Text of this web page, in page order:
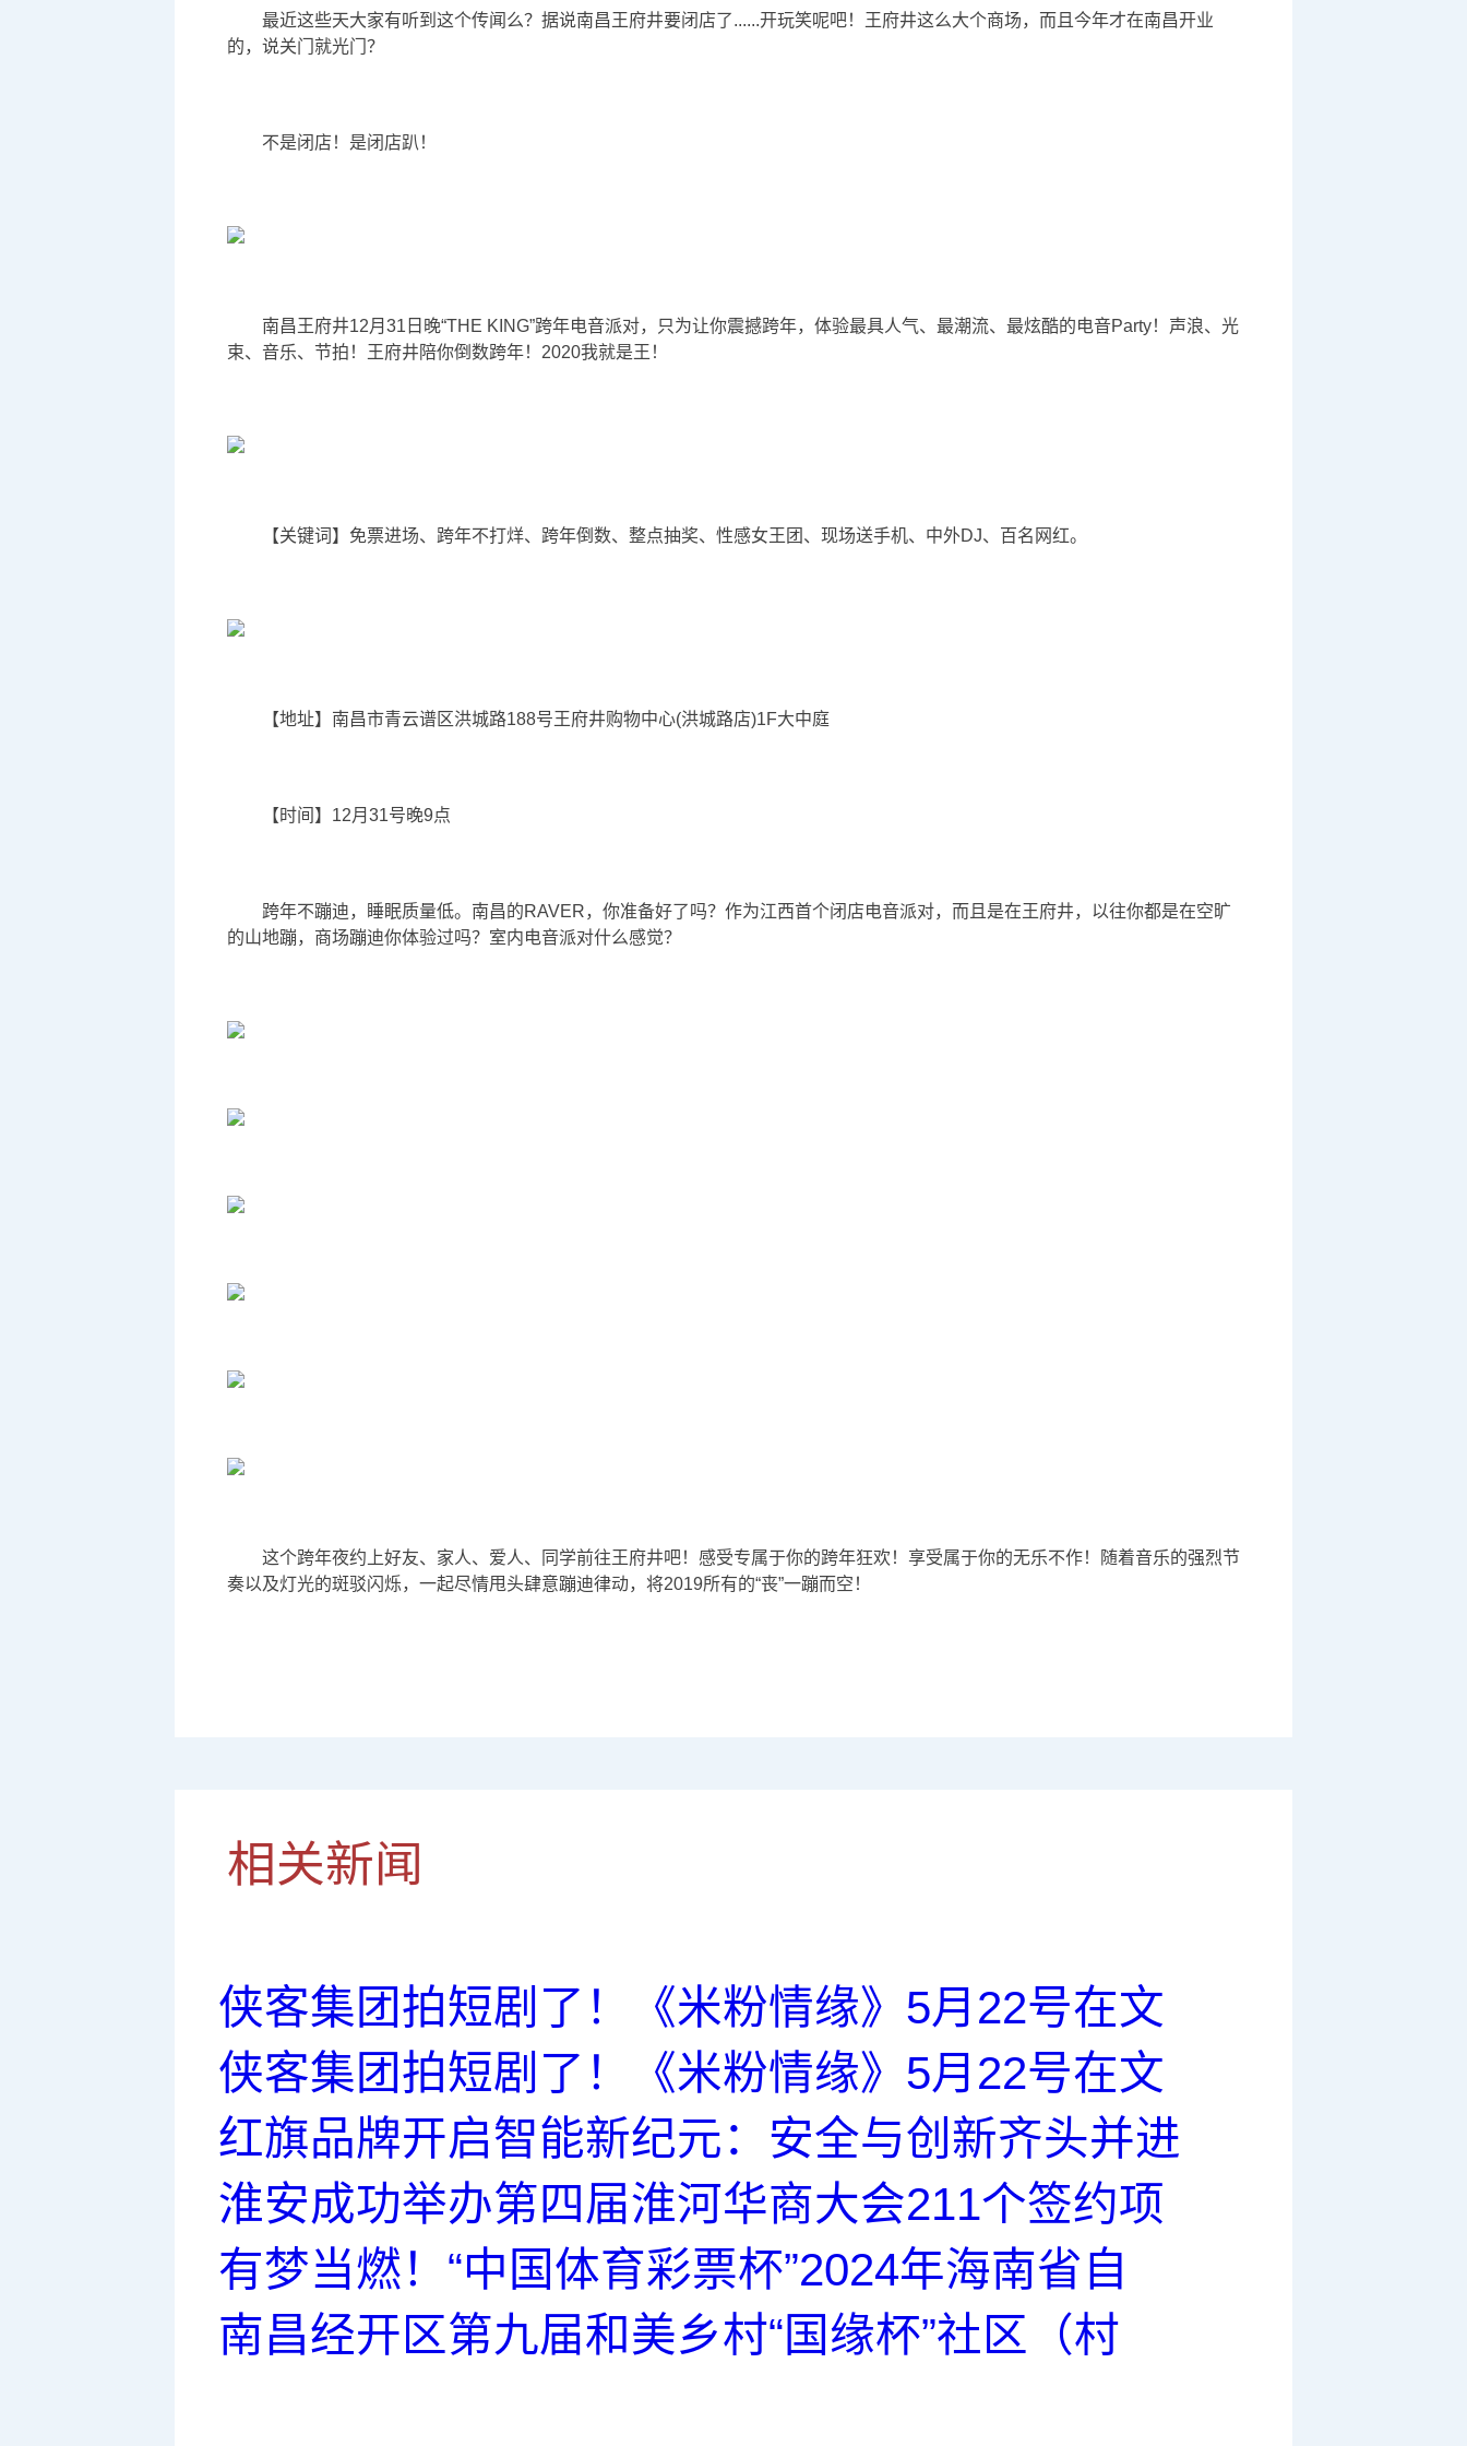
最近这些天大家有听到这个传闻么？据说南昌王府井要闭店了......开玩笑呢吧！王府井这么大个商场，而且今年才在南昌开业
的，说关门就光门？
不是闭店！是闭店趴！
南昌王府井12月31日晚“THE KING”跨年电音派对，只为让你震撼跨年，体验最具人气、最潮流、最炫酷的电音Party！声浪、光
束、音乐、节拍！王府井陪你倒数跨年！2020我就是王！
【关键词】免票进场、跨年不打烊、跨年倒数、整点抽奖、性感女王团、现场送手机、中外DJ、百名网红。
【地址】南昌市青云谱区洪城路188号王府井购物中心(洪城路店)1F大中庭
【时间】12月31号晚9点
跨年不蹦迪，睡眠质量低。南昌的RAVER，你准备好了吗？作为江西首个闭店电音派对，而且是在王府井，以往你都是在空旷
的山地蹦，商场蹦迪你体验过吗？室内电音派对什么感觉？
这个跨年夜约上好友、家人、爱人、同学前往王府井吧！感受专属于你的跨年狂欢！享受属于你的无乐不作！随着音乐的强烈节
奏以及灯光的斑驳闪烁，一起尽情甩头肆意蹦迪律动，将2019所有的“丧”一蹦而空！
相关新闻
侠客集团拍短剧了！《米粉情缘》5月22号在文
侠客集团拍短剧了！《米粉情缘》5月22号在文
红旗品牌开启智能新纪元：安全与创新齐头并进
淮安成功举办第四届淮河华商大会211个签约项
有梦当燃！“中国体育彩票杯”2024年海南省自
南昌经开区第九届和美乡村“国缘杯”社区（村